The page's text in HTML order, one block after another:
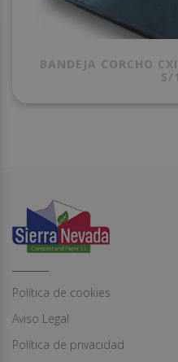
BANDEJA CORCHO
S/
Política de cookies
Aviso Legal
Política de privacidad